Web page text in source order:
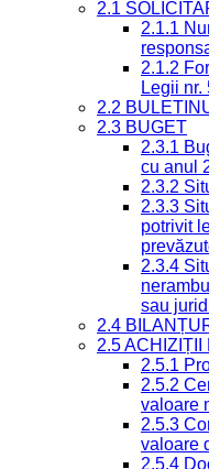
2.1
2.1.1
2.1.2
Legii nr.
2.2
2.3 BUGET
2.3.1
cu anul
2.3.2
2.3.3
potrivit
2.3.4
sau
2.4
2.5 ACHIZIȚII
2.5.1
2.5.2
valoare
2.5.3
valoare
2.5.4